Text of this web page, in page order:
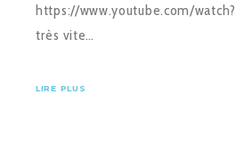
https://www.youtube.com/
très vite…
LIRE PLUS